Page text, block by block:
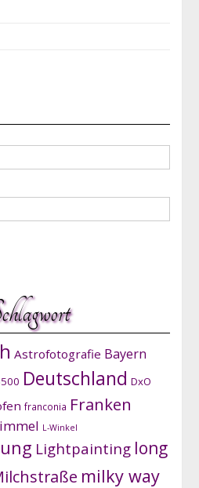
Astrofotografie Bayern
Deutschland DxO
franconia Franken
L-Winkel
Lightpainting long
milky way